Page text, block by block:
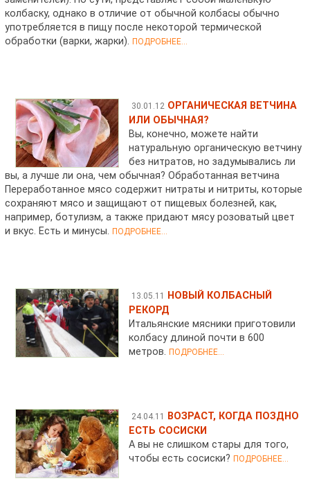
колбаску, однако в отличие от обычной колбасы обычно
употребляется в пищу после некоторой термической
обработки (варки, жарки).ПОДРОБНЕЕ...
30.01.12 ОРГАНИЧЕСКАЯ ВЕТЧИНА
ИЛИ ОБЫЧНАЯ?
Вы, конечно, можете найти
натуральную органическую ветчину
без нитратов, но задумывались ли
вы, а лучше ли она, чем обычная? Обработанная ветчина
Переработанное мясо содержит нитраты и нитриты, которые
сохраняют мясо и защищают от пищевых болезней, как,
например, ботулизм, а также придают мясу розоватый цвет
и вкус. Есть и минусы.ПОДРОБНЕЕ...
13.05.11
НОВЫЙ КОЛБАСНЫЙ
РЕКОРД
Итальянские мясники приготовили
колбасу длиной почти в 600
метров. ПОДРОБНЕЕ...
24.04.11
ВОЗРАСТ, КОГДА ПОЗДНО
ЕСТЬ СОСИСКИ
А вы не слишком стары для того,
чтобы есть сосиски? ПОДРОБНЕЕ...